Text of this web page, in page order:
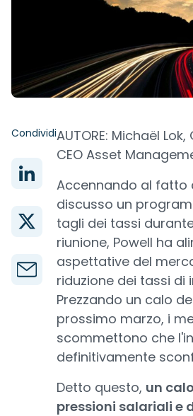
CondividiAUTORE: Michaël
CEO Asset
Accennando al fatto
discusso un
tagli dei tassi
riunione, Powell ha
aspettative del
riduzione dei tassi di
Prezzando un calo
prossimo marzo, i
scommettono che
definitivamente
Detto questo, un
pressioni salariali e